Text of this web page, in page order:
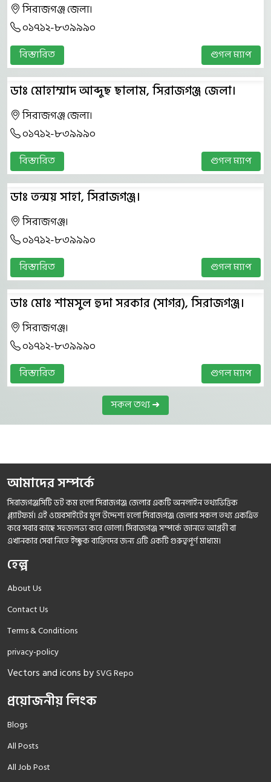
সিরাজগঞ্জ জেলা।
০১৭১২-৮৩৯৯৯০
বিস্তারিত গুগল ম্যাপ
ডাঃ মোহাম্মাদ আব্দুছ ছালাম, সিরাজগঞ্জ জেলা।
সিরাজগঞ্জ জেলা।
০১৭১২-৮৩৯৯৯০
বিস্তারিত গুগল ম্যাপ
ডাঃ তন্ময় সাহা, সিরাজগঞ্জ।
সিরাজগঞ্জ।
০১৭১২-৮৩৯৯৯০
বিস্তারিত গুগল ম্যাপ
ডাঃ মোঃ শামসুল হুদা সরকার (সাগর), সিরাজগঞ্জ।
সিরাজগঞ্জ।
০১৭১২-৮৩৯৯৯০
বিস্তারিত
গুগল ম্যাপ
সকল তথ্য ➜
আমাদের সম্পর্কে
সিরাজগঞ্জসিটি ডট কম হলো সিরাজগঞ্জ জেলার একটি অনলাইন তথ্যভিত্তিক
প্ল্যাটফর্ম। এই ওয়েবসাইটের মূল উদ্দেশ্য হলো সিরাজগঞ্জ জেলার সকল তথ্য একত্রিত
করে সবার কাছে সহজলভ্য করে তোলা। সিরাজগঞ্জ সম্পর্কে জানতে আগ্রহী বা
এখানকার সেবা নিতে ইচ্ছুক ব্যক্তিদের জন্য এটি একটি গুরুত্বপূর্ণ মাধ্যম।
হেল্প
About Us
Contact Us
Terms & Conditions
privacy-policy
Vectors and icons by SVG Repo
প্রয়োজনীয় লিংক
Blogs
All Posts
All Job Post